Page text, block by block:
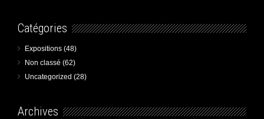
Catégories
Expositions (48)
Non classé (62)
Uncategorized (28)
Archives